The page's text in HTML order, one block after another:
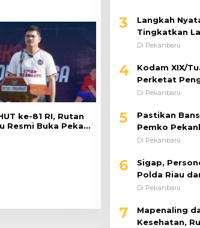
ke-81 RI, Rutan
Resmi Buka Pekan
3
Langkah
Tingkatkan
Melalui
Di Pekanbaru
4
Kodam XIX/
Perketat
dan
Di Pekanbaru
5
Pastikan
Pemko
DTSEN Bagi
Di Pekanbaru
6
Sigap,
Polda Riau
Berjibaku
Di Pekanbaru
7
Mapenaling
Kesehatan,